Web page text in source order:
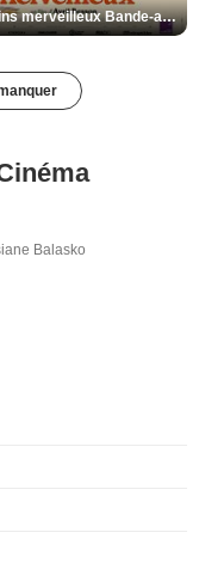
Les Matins merveilleux Bande-annonce VF
Balasko